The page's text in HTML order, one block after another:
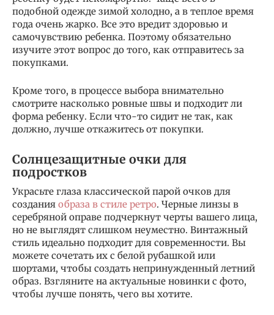
подобной одежде зимой холодно, а в теплое время
года очень жарко. Все это вредит здоровью и
самочувствию ребенка. Поэтому обязательно
изучите этот вопрос до того, как отправитесь за
покупками.
Кроме того, в процессе выбора внимательно
смотрите насколько ровные швы и подходит ли
форма ребенку. Если что-то сидит не так, как
должно, лучше откажитесь от покупки.
Солнцезащитные очки для
подростков
Украсьте глаза классической парой очков для
создания образа в стиле ретро. Черные линзы в
серебряной оправе подчеркнут черты вашего лица,
но не выглядят слишком неуместно. Винтажный
стиль идеально подходит для современности. Вы
можете сочетать их с белой рубашкой или
шортами, чтобы создать непринужденный летний
образ. Взгляните на актуальные новинки с фото,
чтобы лучше понять, чего вы хотите.